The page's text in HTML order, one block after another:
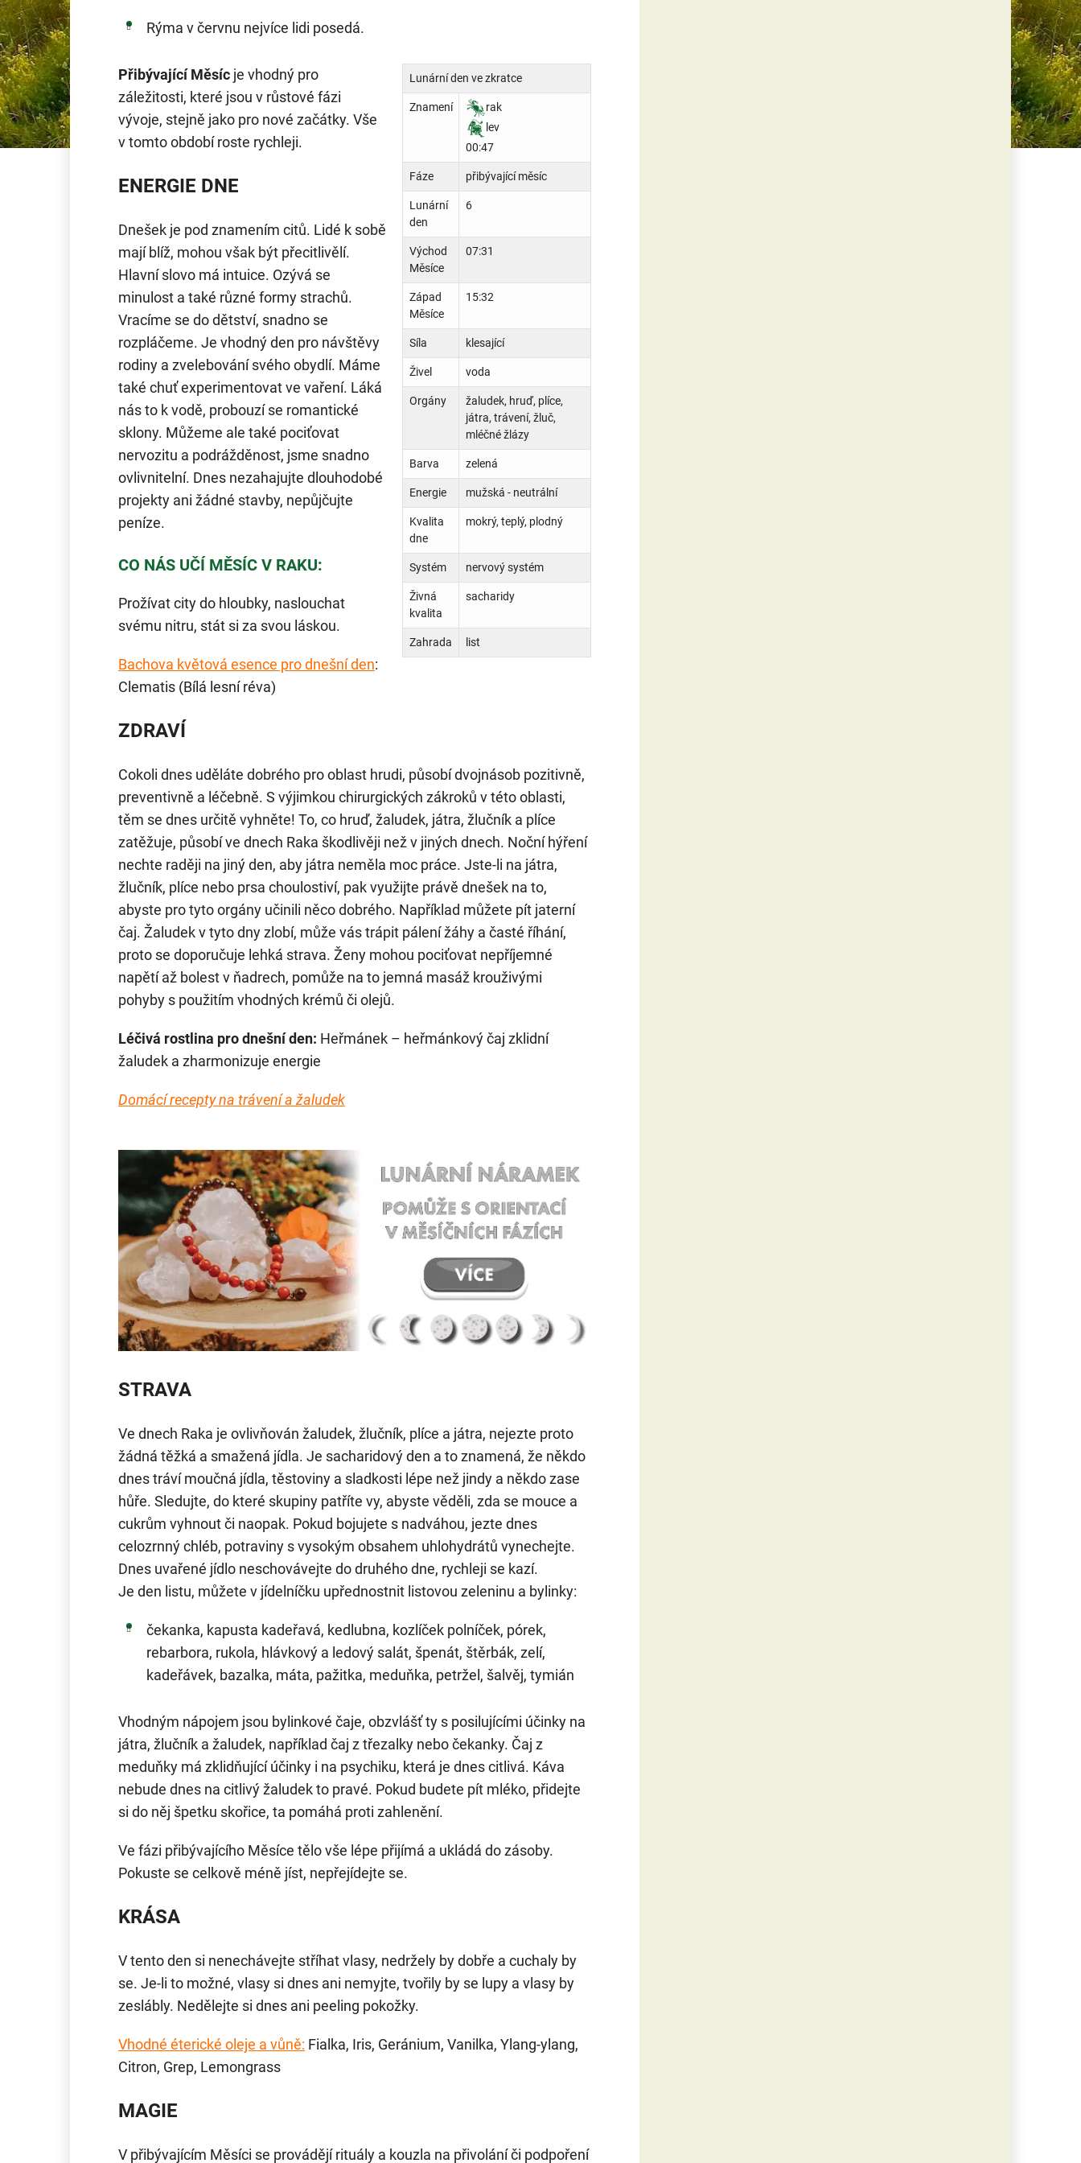
Rýma v červnu nejvíce lidi posedá.
Lunární den ve zkratce
Znamení
rak
lev
00:47
Fáze přibývající měsíc
Lunární
den
6
Východ
Měsíce
07:31
Západ
Měsíce
15:32
Síla klesající
Živel voda
Orgány
žaludek, hruď, plíce,
játra, trávení, žluč,
mléčné žlázy
Barva zelená
Energie mužská - neutrální
Kvalita
dne
mokrý, teplý, plodný
Systém nervový systém
Živná
kvalita
sacharidy
Zahrada list
Přibývající Měsíc je vhodný pro
záležitosti, které jsou v růstové fázi
vývoje, stejně jako pro nové začátky. Vše
v tomto období roste rychleji.
ENERGIE DNE
Dnešek je pod znamením citů. Lidé k sobě
mají blíž, mohou však být přecitlivělí.
Hlavní slovo má intuice. Ozývá se
minulost a také různé formy strachů.
Vracíme se do dětství, snadno se
rozpláčeme. Je vhodný den pro návštěvy
rodiny a zvelebování svého obydlí. Máme
také chuť experimentovat ve vaření. Láká
nás to k vodě, probouzí se romantické
sklony. Můžeme ale také pociťovat
nervozitu a podrážděnost, jsme snadno
ovlivnitelní. Dnes nezahajujte dlouhodobé
projekty ani žádné stavby, nepůjčujte
peníze.
CO NÁS UČÍ MĚSÍC V RAKU:
Prožívat city do hloubky, naslouchat
svému nitru, stát si za svou láskou.
Bachova květová esence pro dnešní den:
Clematis (Bílá lesní réva)
ZDRAVÍ
Cokoli dnes uděláte dobrého pro oblast hrudi, působí dvojnásob pozitivně,
preventivně a léčebně. S výjimkou chirurgických zákroků v této oblasti,
těm se dnes určitě vyhněte! To, co hruď, žaludek, játra, žlučník a plíce
zatěžuje, působí ve dnech Raka škodlivěji než v jiných dnech. Noční hýření
nechte raději na jiný den, aby játra neměla moc práce. Jste-li na játra,
žlučník, plíce nebo prsa choulostiví, pak využijte právě dnešek na to,
abyste pro tyto orgány učinili něco dobrého. Například můžete pít jaterní
čaj. Žaludek v tyto dny zlobí, může vás trápit pálení žáhy a časté říhání,
proto se doporučuje lehká strava. Ženy mohou pociťovat nepříjemné
napětí až bolest v ňadrech, pomůže na to jemná masáž krouživými
pohyby s použitím vhodných krémů či olejů.
Léčivá rostlina pro dnešní den: Heřmánek – heřmánkový čaj zklidní
žaludek a zharmonizuje energie
Domácí recepty na trávení a žaludek
STRAVA
Ve dnech Raka je ovlivňován žaludek, žlučník, plíce a játra, nejezte proto
žádná těžká a smažená jídla. Je sacharidový den a to znamená, že někdo
dnes tráví moučná jídla, těstoviny a sladkosti lépe než jindy a někdo zase
hůře. Sledujte, do které skupiny patříte vy, abyste věděli, zda se mouce a
cukrům vyhnout či naopak. Pokud bojujete s nadváhou, jezte dnes
celozrnný chléb, potraviny s vysokým obsahem uhlohydrátů vynechejte.
Dnes uvařené jídlo neschovávejte do druhého dne, rychleji se kazí.
Je den listu, můžete v jídelníčku upřednostnit listovou zeleninu a bylinky:
čekanka, kapusta kadeřavá, kedlubna, kozlíček polníček, pórek,
rebarbora, rukola, hlávkový a ledový salát, špenát, štěrbák, zelí,
kadeřávek, bazalka, máta, pažitka, meduňka, petržel, šalvěj, tymián
Vhodným nápojem jsou bylinkové čaje, obzvlášť ty s posilujícími účinky na
játra, žlučník a žaludek, například čaj z třezalky nebo čekanky. Čaj z
meduňky má zklidňující účinky i na psychiku, která je dnes citlivá. Káva
nebude dnes na citlivý žaludek to pravé. Pokud budete pít mléko, přidejte
si do něj špetku skořice, ta pomáhá proti zahlenění.
Ve fázi přibývajícího Měsíce tělo vše lépe přijímá a ukládá do zásoby.
Pokuste se celkově méně jíst, nepřejídejte se.
KRÁSA
V tento den si nenechávejte stříhat vlasy, nedržely by dobře a cuchaly by
se. Je-li to možné, vlasy si dnes ani nemyjte, tvořily by se lupy a vlasy by
zeslábly. Nedělejte si dnes ani peeling pokožky.
Vhodné éterické oleje a vůně: Fialka, Iris, Geránium, Vanilka, Ylang-ylang,
Citron, Grep, Lemongrass
MAGIE
V přibývajícím Měsíci se provádějí rituály a kouzla na přivolání či podpoření